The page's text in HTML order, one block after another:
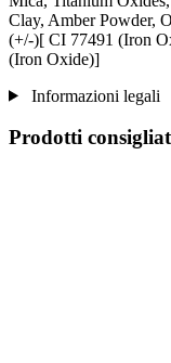
Clay, Amber Powder,
(+/-)[ CI 77491 (Iron
(Iron Oxide)]
Informazioni legali
Prodotti